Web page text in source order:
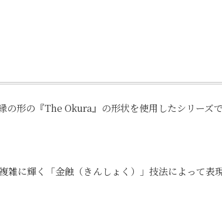
形の『The Okura』の形状を使用したシリーズ
に輝く「金蝕（きんしょく）」技法によって表